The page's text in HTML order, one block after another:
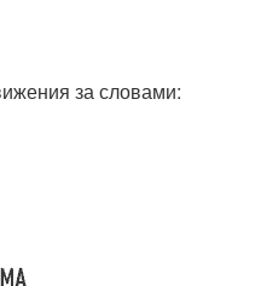
за словами: